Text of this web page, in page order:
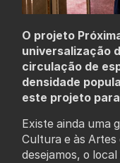
O projeto
universalização
circulação de
densidade
este projeto
Existe ainda uma
Cultura e às Artes
desejamos, o